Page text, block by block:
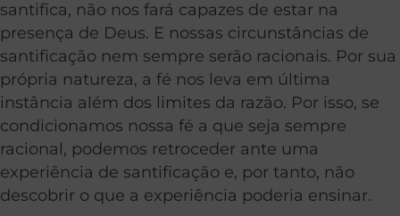
santifica, não nos fará capazes de estar na
presença de Deus. E nossas circunstâncias de
santificação nem sempre serão racionais. Por sua
própria natureza, a fé nos leva em última
instância além dos limites da razão. Por isso, se
condicionamos nossa fé a que seja sempre
racional, podemos retroceder ante uma
experiência de santificação e, por tanto, não
descobrir o que a experiência poderia ensinar.